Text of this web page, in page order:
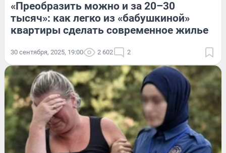
«Преобразить можно и за 20–30
тысяч»: как легко из «бабушкиной»
квартиры сделать современное жилье
30 сентября, 2025, 19:00 2 602 2